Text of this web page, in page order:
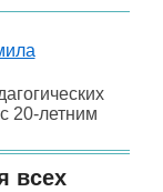
20-летним
всех